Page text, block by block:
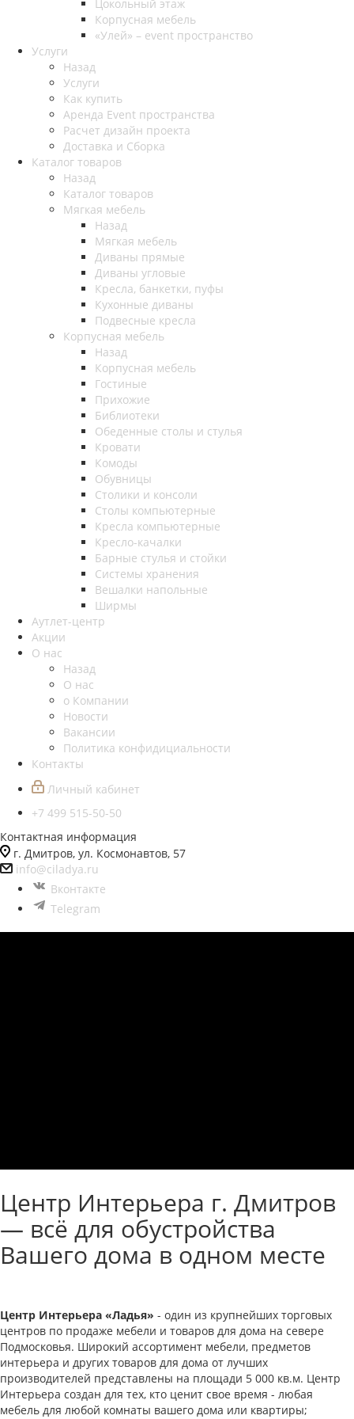
Цокольный этаж
Корпусная мебель
«Улей» – event пространство
Услуги
Назад
Услуги
Как купить
Аренда Event пространства
Расчет дизайн проекта
Доставка и Сборка
Каталог товаров
Назад
Каталог товаров
Мягкая мебель
Назад
Мягкая мебель
Диваны прямые
Диваны угловые
Кресла, банкетки, пуфы
Кухонные диваны
Подвесные кресла
Корпусная мебель
Назад
Корпусная мебель
Гостиные
Прихожие
Библиотеки
Обеденные столы и стулья
Кровати
Комоды
Обувницы
Столики и консоли
Столы компьютерные
Кресла компьютерные
Кресло-качалки
Барные стулья и стойки
Системы хранения
Вешалки напольные
Ширмы
Аутлет-центр
Акции
О нас
Назад
О нас
о Компании
Новости
Вакансии
Политика конфидициальности
Контакты
Личный кабинет
+7 499 515-50-50
Контактная информация
г. Дмитров, ул. Космонавтов, 57
info@ciladya.ru
Вконтакте
Telegram
Центр Интерьера г. Дмитров
— всё для обустройства
Вашего дома в одном месте
Центр Интерьера «Ладья» - один из крупнейших торговых
центров по продаже мебели и товаров для дома на севере
Подмосковья. Широкий ассортимент мебели, предметов
интерьера и других товаров для дома от лучших
производителей представлены на площади 5 000 кв.м. Центр
Интерьера создан для тех, кто ценит свое время - любая
мебель для любой комнаты вашего дома или квартиры;